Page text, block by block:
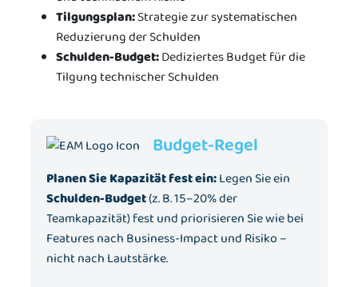
Tilgungsplan:Strategie zur systematischen
Reduzierung der Schulden
Schulden-Budget:Dediziertes Budget für die
Tilgung technischer Schulden
Budget-Regel
Planen Sie Kapazität fest ein:Legen Sie ein
Schulden-Budget(z. B. 15–20% der
Teamkapazität) fest und priorisieren Sie wie bei
Features nach Business-Impact und Risiko –
nicht nach Lautstärke.